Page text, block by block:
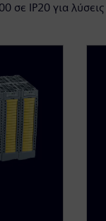
σε IP20 για